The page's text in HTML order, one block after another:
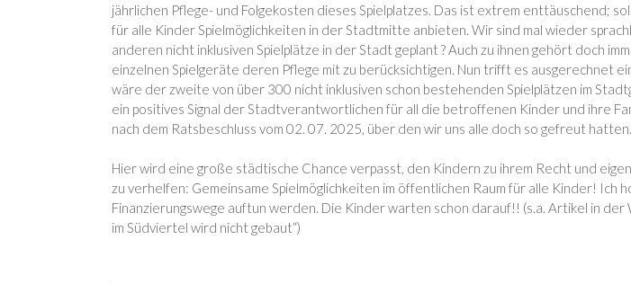
jährlichen Pflege- und Folgekosten dieses Spielplatzes. Das ist extrem enttäuschend;
für alle Kinder Spielmöglichkeiten in der Stadtmitte anbieten. Wir sind mal wieder
anderen nicht inklusiven Spielplätze in der Stadt geplant ? Auch zu ihnen gehört doch
einzelnen Spielgeräte deren Pflege mit zu berücksichtigen. Nun trifft es ausgerechnet
wäre der zweite von über 300 nicht inklusiven schon bestehenden Spielplätzen im
ein positives Signal der Stadtverantwortlichen für all die betroffenen Kinder und ihre
nach dem Ratsbeschluss vom 02. 07. 2025, über den wir uns alle doch so gefreut hatten.
Hier wird eine große städtische Chance verpasst, den Kindern zu ihrem Recht und
zu verhelfen: Gemeinsame Spielmöglichkeiten im öffentlichen Raum für alle Kinder! Ich
Finanzierungswege auftun werden. Die Kinder warten schon darauf!! (s.a. Artikel in der
im Südviertel wird nicht gebaut“)